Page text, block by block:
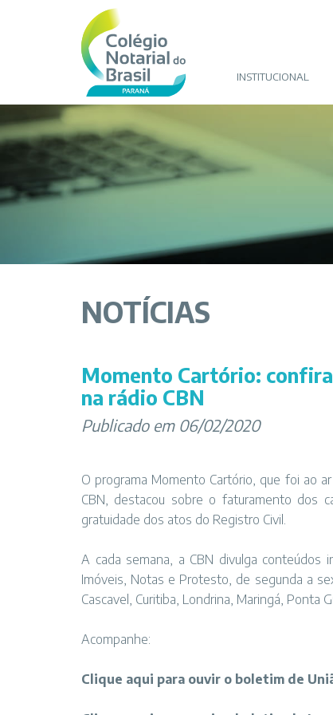
INSTITUCIONAL
NOTÍCIAS
Momento Cartório:
na rádio CBN
Publicado em 06/02/2020
O programa Momento Cartório, que foi ao
CBN, destacou sobre o faturamento dos
gratuidade dos atos do Registro Civil.
A cada semana, a CBN divulga conteúdos
Imóveis, Notas e Protesto, de segunda a
Cascavel, Curitiba, Londrina, Maringá, Ponta
Acompanhe:
Clique aqui para ouvir o boletim de